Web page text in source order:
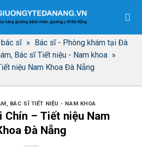
bác sĩ » Bác sĩ - Phòng khám tại Đà
Bác sĩ Tiết niệu - Nam khoa »
niệu Nam Khoa Đà Nẵng
BÁC SĨ TIẾT NIỆU - NAM KHOA
Chín – Tiết niệu Nam
Đà Nẵng